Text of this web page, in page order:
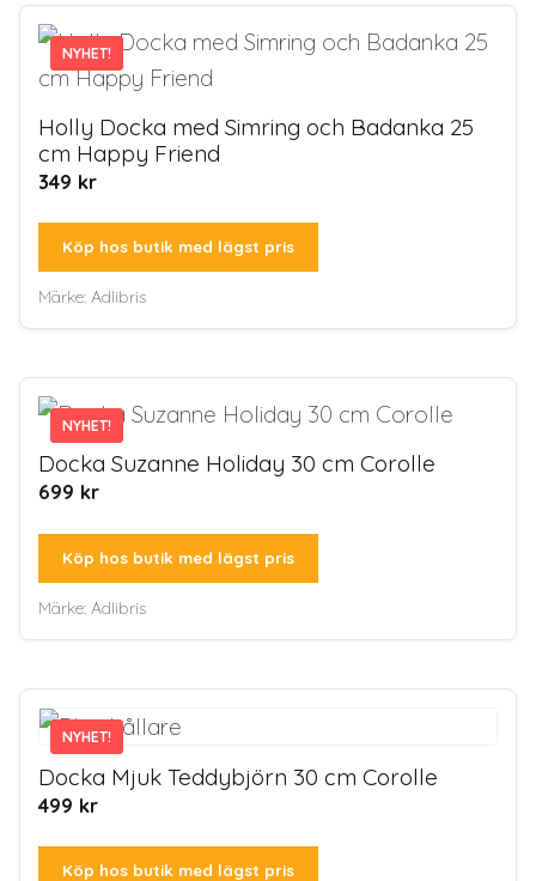
NYHET!
NYHET!
Holly Docka med Simring och Badanka 25
cm Happy Friend
349 kr
Köp hos butik med lägst pris
Märke: Adlibris
NYHET!
NYHET!
Docka Suzanne Holiday 30 cm Corolle
699 kr
Köp hos butik med lägst pris
Märke: Adlibris
NYHET!
NYHET!
Docka Mjuk Teddybjörn 30 cm Corolle
499 kr
Köp hos butik med lägst pris